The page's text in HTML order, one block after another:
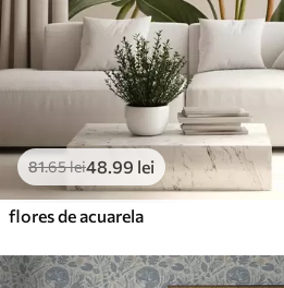
81.65lei48.99 lei
flores de acuarela